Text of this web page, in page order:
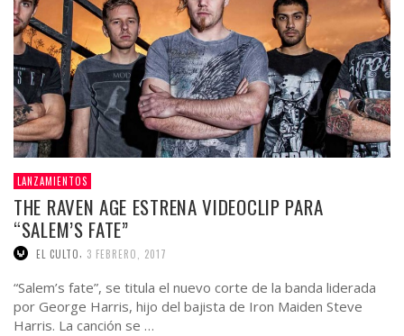
LANZAMIENTOS
THE RAVEN AGE ESTRENA VIDEOCLIP PARA
“SALEM’S FATE”
EL CULTO 3 FEBRERO, 2017
“Salem’s fate”, se titula el nuevo corte de la banda liderada
por George Harris, hijo del bajista de Iron Maiden Steve
Harris. La canción se …